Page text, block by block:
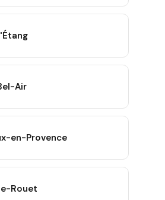
Air
en-Provence
Rouet